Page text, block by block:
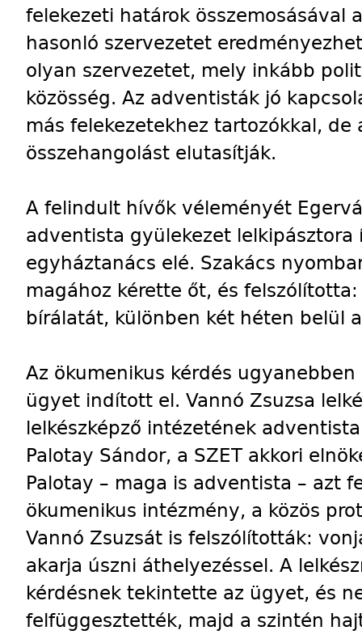
felekezeti határok összemosásával
hasonló szervezetet
olyan szervezetet, mely inkább
közösség. Az adventisták jó
más felekezetekhez tartozókkal,
összehangolást elutasítják.
A felindult hívők véleményét
adventista gyülekezet
egyháztanács elé. Szakács
magához kérette őt, és
bírálatát, különben két héten belül
Az ökumenikus kérdés
ügyet indított el. Vannó Zsuzsa
lelkészképző intézetének
Palotay Sándor, a SZET akkori
Palotay – maga is adventista – azt
ökumenikus intézmény, a közös
Vannó Zsuzsát is felszólították:
akarja úszni áthelyezéssel. A
kérdésnek tekintette az ügyet, és
felfüggesztették, majd a szintén